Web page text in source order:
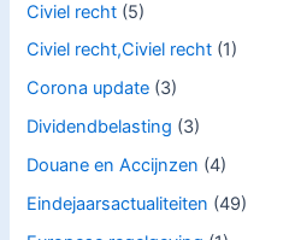
Civiel recht (5)
Civiel recht,Civiel recht (1)
Corona update (3)
Dividendbelasting (3)
Douane en Accijnzen (4)
Eindejaarsactualiteiten (49)